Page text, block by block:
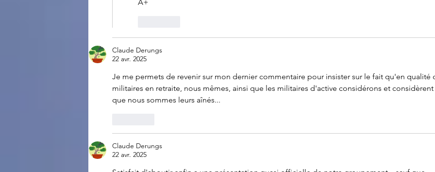
A+
Claude Derungs
22 avr. 2025
Je me permets de revenir sur mon dernier commentaire pour insister sur le fait qu'en qualité
militaires en retraite, nous mêmes, ainsi que les militaires d'active considérons et considèrent
que nous sommes leurs aînés...
Claude Derungs
22 avr. 2025